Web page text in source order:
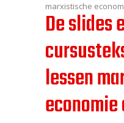
marxistische
De slides
lessen
economie